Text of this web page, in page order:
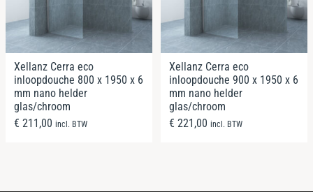
Xellanz Cerra eco
inloopdouche 800 x 1950 x 6
mm nano helder
glas/chroom
€ 211,00 incl. BTW
Xellanz Cerra eco
inloopdouche 900 x 1950 x 6
mm nano helder
glas/chroom
€ 221,00 incl. BTW